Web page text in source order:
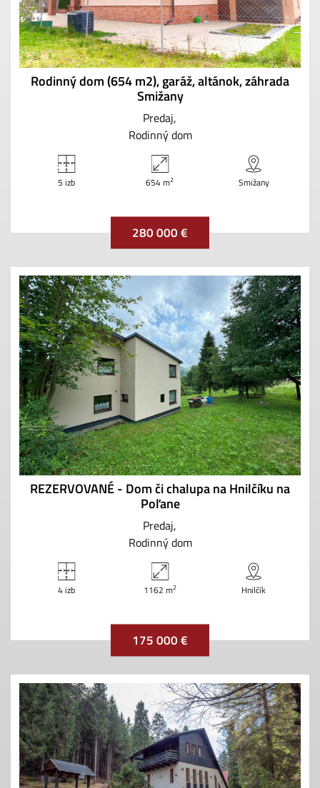
Rodinný dom (654 m2), garáž, altánok, záhrada
Smižany
Predaj
Rodinný dom
5 izb 654 m2 Smižany
280 000 €
REZERVOVANÉ - Dom či chalupa na Hnilčíku na
Poľane
Predaj
Rodinný dom
4 izb 1162 m2 Hnilčík
175 000 €